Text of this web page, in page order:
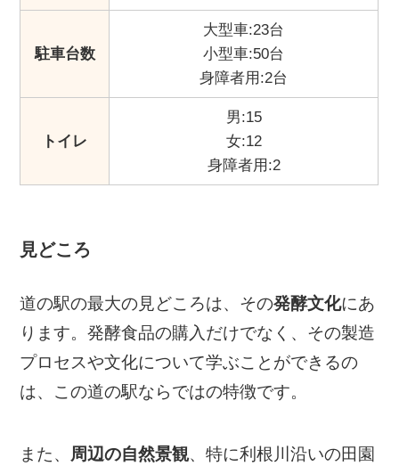
駐車台数
大型車:23台
小型車:50台
身障者用:2台
トイレ
男:15
女:12
身障者用:2
見どころ
道の駅の最大の見どころは、その発酵文化にあ
ります。発酵食品の購入だけでなく、その製造
プロセスや文化について学ぶことができるの
は、この道の駅ならではの特徴です。
また、 周辺の自然景観、特に利根川沿いの田園